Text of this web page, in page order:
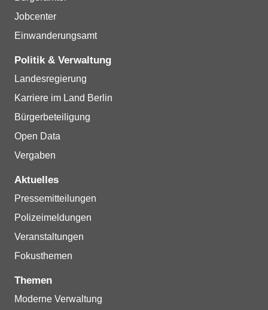
Jobcenter
Einwanderungsamt
Politik & Verwaltung
Landesregierung
Karriere im Land Berlin
Bürgerbeteiligung
Open Data
Vergaben
Aktuelles
Pressemitteilungen
Polizeimeldungen
Veranstaltungen
Fokusthemen
Themen
Moderne Verwaltung